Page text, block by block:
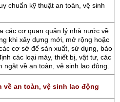
chuẩn kỹ thuật an toàn, vệ sinh
các cơ quan quản lý nhà nước về
khi xây dựng mới, mở rộng hoặc
cơ sở để sản xuất, sử dụng, bảo
các loại máy, thiết bị, vật tư, các
ngặt về an toàn, vệ sinh lao động.
về an toàn, vệ sinh lao động